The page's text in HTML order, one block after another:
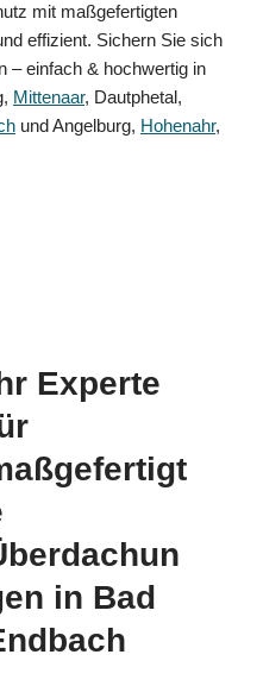
mit maßgefertigten
effizient. Sichern Sie sich
– einfach & hochwertig in
Mittenaar, Dautphetal,
und Angelburg, Hohenahr,
Experte
in Bad